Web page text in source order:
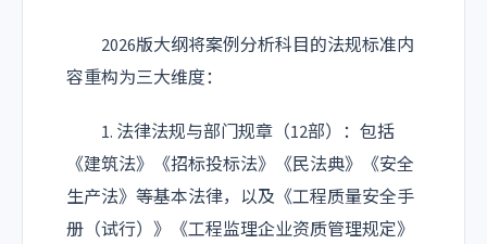
2026版大纲将案例分析科目的法规标准内
容重构为三大维度：
1. 法律法规与部门规章（12部）：包括
《建筑法》《招标投标法》《民法典》《安全
生产法》等基本法律，以及《工程质量安全手
册（试行）》《工程监理企业资质管理规定》